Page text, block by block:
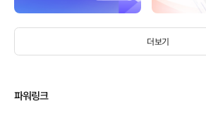
더보기
파워링크